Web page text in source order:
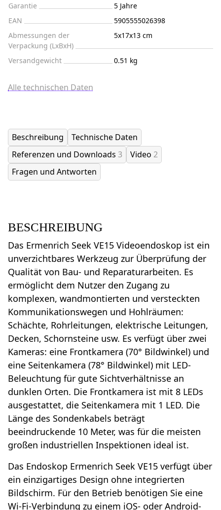
Garantie
5 Jahre
EAN
5905555026398
Abmessungen der
Verpackung (LxBxH)
5x17x13 cm
Versandgewicht 0.51 kg
Alle technischen Daten
Beschreibung
Technische Daten
Referenzen und Downloads 3 Video 2
Fragen und Antworten
BESCHREIBUNG
Das Ermenrich Seek VE15 Videoendoskop ist ein
unverzichtbares Werkzeug zur Überprüfung der
Qualität von Bau- und Reparaturarbeiten. Es
ermöglicht dem Nutzer den Zugang zu
komplexen, wandmontierten und versteckten
Kommunikationswegen und Hohlräumen:
Schächte, Rohrleitungen, elektrische Leitungen,
Decken, Schornsteine usw. Es verfügt über zwei
Kameras: eine Frontkamera (70° Bildwinkel) und
eine Seitenkamera (78° Bildwinkel) mit LED-
Beleuchtung für gute Sichtverhältnisse an
dunklen Orten. Die Frontkamera ist mit 8 LEDs
ausgestattet, die Seitenkamera mit 1 LED. Die
Länge des Sondenkabels beträgt
beeindruckende 10 Meter, was für die meisten
großen industriellen Inspektionen ideal ist.
Das Endoskop Ermenrich Seek VE15 verfügt über
ein einzigartiges Design ohne integrierten
Bildschirm. Für den Betrieb benötigen Sie eine
Wi-Fi-Verbindung zu einem iOS- oder Android-